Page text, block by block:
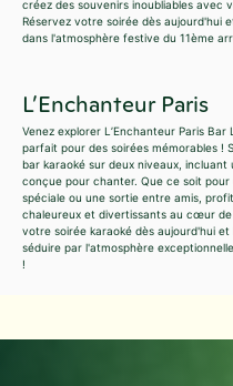
créez des souvenirs inoubliables avec
Réservez votre soirée dès aujourd'hui
dans l'atmosphère festive du 11ème
L’Enchanteur Paris
Venez explorer L’Enchanteur Paris Bar
parfait pour des soirées mémorables !
bar karaoké sur deux niveaux,
conçue pour chanter. Que ce soit pour
spéciale ou une sortie entre amis,
chaleureux et divertissants au cœur de
votre soirée karaoké dès aujourd'hui et
séduire par l'atmosphère
!